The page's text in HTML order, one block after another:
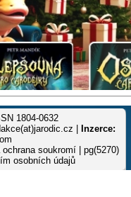
1804-0632
|
Inzerce:
soukromí | pg(5270)
osobních údajů